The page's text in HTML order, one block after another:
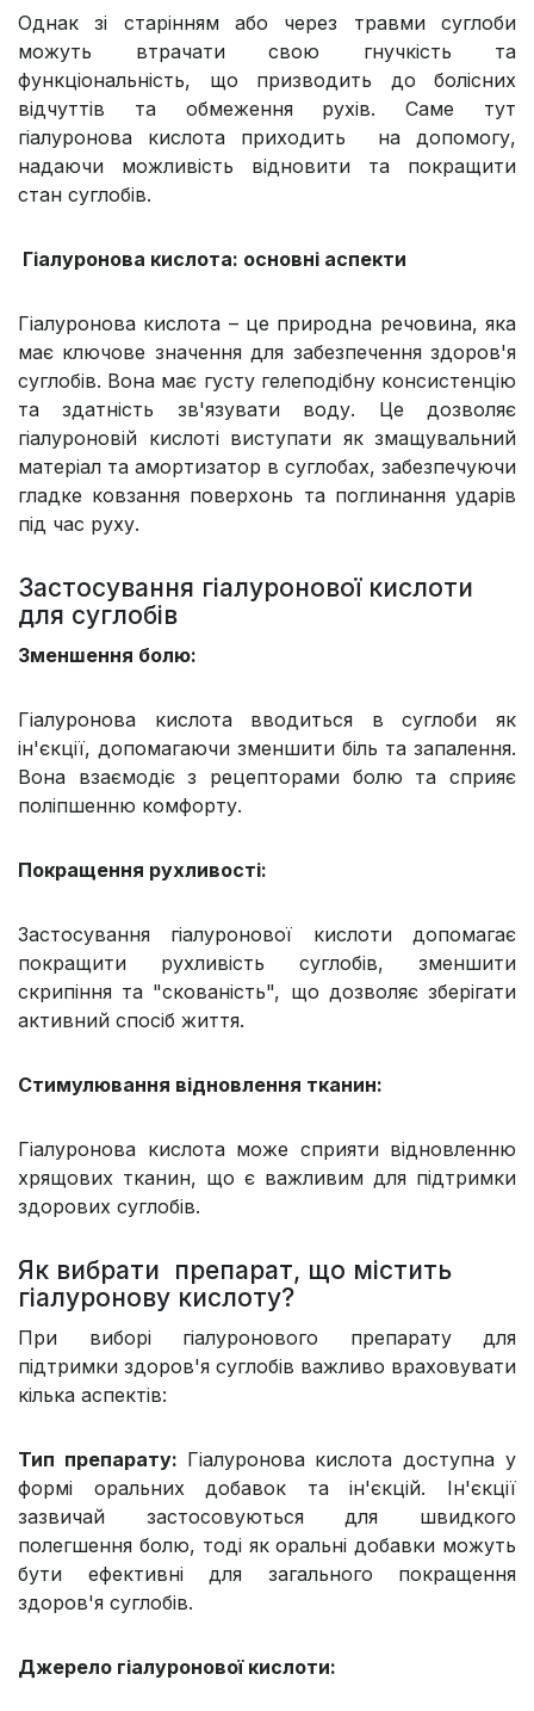
Однак зі старінням або через травми суглоби
можуть втрачати свою гнучкість та
функціональність, що призводить до болісних
відчуттів та обмеження рухів. Саме тут
гіалуронова кислота приходить на допомогу,
надаючи можливість відновити та покращити
стан суглобів.
Гіалуронова кислота: основні аспекти
Гіалуронова кислота – це природна речовина, яка
має ключове значення для забезпечення здоров'я
суглобів. Вона має густу гелеподібну консистенцію
та здатність зв'язувати воду. Це дозволяє
гіалуроновій кислоті виступати як змащувальний
матеріал та амортизатор в суглобах, забезпечуючи
гладке ковзання поверхонь та поглинання ударів
під час руху.
Застосування гіалуронової кислоти
для суглобів
Зменшення болю:
Гіалуронова кислота вводиться в суглоби як
ін'єкції, допомагаючи зменшити біль та запалення.
Вона взаємодіє з рецепторами болю та сприяє
поліпшенню комфорту.
Покращення рухливості:
Застосування гіалуронової кислоти допомагає
покращити рухливість суглобів, зменшити
скрипіння та "скованість", що дозволяє зберігати
активний спосіб життя.
Стимулювання відновлення тканин:
Гіалуронова кислота може сприяти відновленню
хрящових тканин, що є важливим для підтримки
здорових суглобів.
Як вибрати препарат, що містить
гіалуронову кислоту?
При виборі гіалуронового препарату для
підтримки здоров'я суглобів важливо враховувати
кілька аспектів:
Тип препарату: Гіалуронова кислота доступна у
формі оральних добавок та ін'єкцій. Ін'єкції
зазвичай застосовуються для швидкого
полегшення болю, тоді як оральні добавки можуть
бути ефективні для загального покращення
здоров'я суглобів.
Джерело гіалуронової кислоти: